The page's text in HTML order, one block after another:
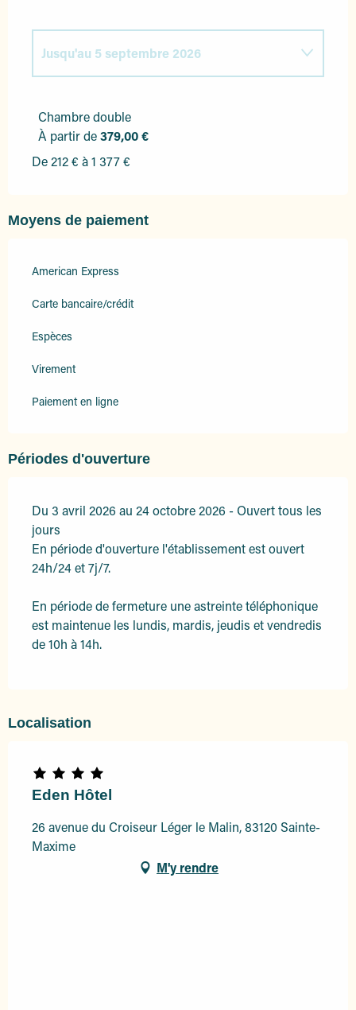
Du22 mai 2026au
Jusqu'au 5 septembre 2026
Chambre double
À partir de379,00 €
De 212 € à 1 377 €
Moyens de paiement
American Express
Carte bancaire/crédit
Espèces
Virement
Paiement en ligne
Périodes d'ouverture
Du 3 avril 2026 au 24 octobre 2026 - Ouvert tous les
jours
En période d'ouverture l'établissement est ouvert
24h/24 et 7j/7.
En période de fermeture une astreinte téléphonique
est maintenue les lundis, mardis, jeudis et vendredis
de 10h à 14h.
Localisation
Eden Hôtel
26 avenue du Croiseur Léger le Malin, 83120 Sainte-
Maxime
M'y rendre